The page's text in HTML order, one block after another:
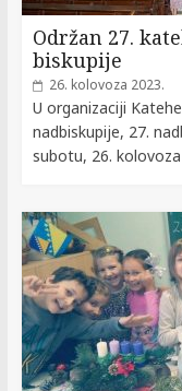
Održan 27.
biskupije
26. kolovoza 2023.
U organizaciji
nadbiskupije, 27.
subotu, 26.